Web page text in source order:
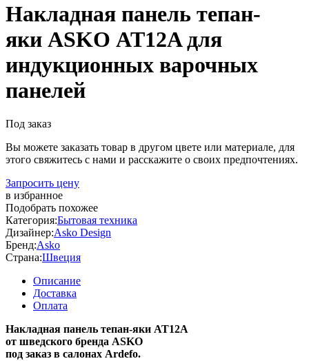
Накладная панель тепан-
яки ASKO AT12A для
индукционных варочных
панелей
Под заказ
Вы можете заказать товар в другом цвете или материале, для
этого свяжитесь с нами и расскажите о своих предпочтениях.
Запросить цену
в избранное
Подобрать похожее
Категория:Бытовая техника
Дизайнер:Asko Design
Бренд:Asko
Страна:Швеция
Описание
Доставка
Оплата
Накладная панель тепан-яки AT12A
от шведского бренда ASKO
под заказ в салонах Ardefo.